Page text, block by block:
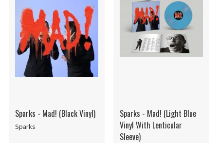
Sparks - Mad! (Black Vinyl)
Sparks
Sparks - Mad! (Light Blue
Vinyl With Lenticular
Sleeve)